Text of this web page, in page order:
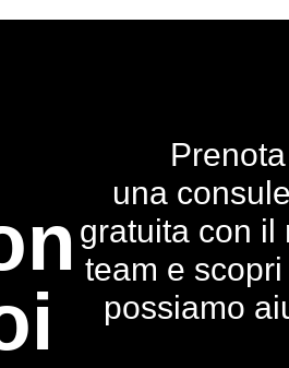
Prenota
una
gratuita con il
team e
possiamo